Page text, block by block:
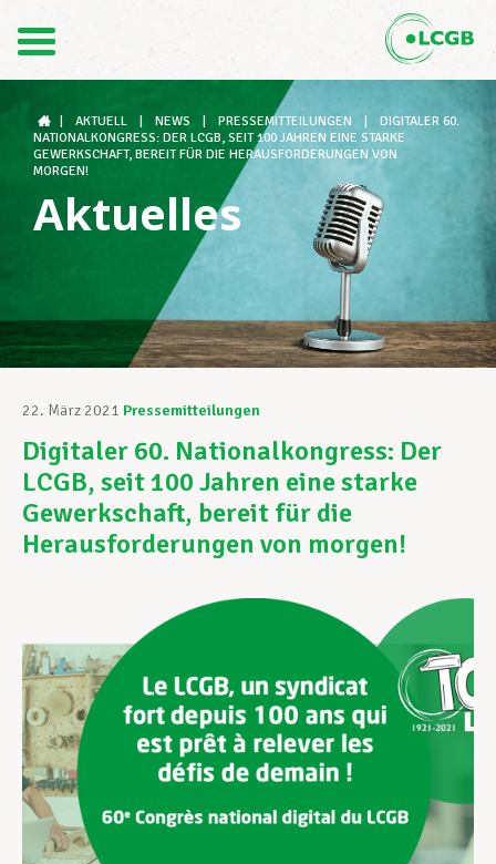
FR
Der LCGB
Gewerkschaftsstrukturen
Unterstützung im Arbeitsalltag
Ihre Rechte
Unterstützung im Privatleben
Berufliche Weiterentwicklung
Mitglied werden
Aktuell
AKTUELL NEWS PRESSEMITTEILUNGEN
DIGITALER 60.
NATIONALKONGRESS: DER LCGB, SEIT 100 JAHREN EINE STARKE
GEWERKSCHAFT, BEREIT FÜR DIE HERAUSFORDERUNGEN VON
MORGEN!
Aktuelles
22. März 2021 Pressemitteilungen
Digitaler 60. Nationalkongress: Der
LCGB, seit 100 Jahren eine starke
Gewerkschaft, bereit für die
Herausforderungen von morgen!